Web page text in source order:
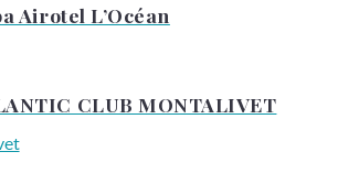
Airotel L’Océan
CLUB MONTALIVET